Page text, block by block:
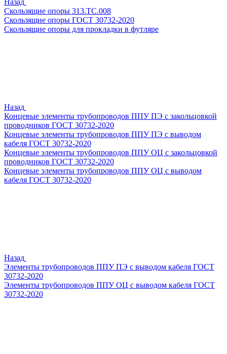
Назад
Скользящие опоры 313.ТС.008
Скользящие опоры ГОСТ 30732-2020
Скользящие опоры для прокладки в футляре
Назад
Концевые элементы трубопроводов ППУ ПЭ с закольцовкой
проводников ГОСТ 30732-2020
Концевые элементы трубопроводов ППУ ПЭ с выводом
кабеля ГОСТ 30732-2020
Концевые элементы трубопроводов ППУ ОЦ с закольцовкой
проводников ГОСТ 30732-2020
Концевые элементы трубопроводов ППУ ОЦ с выводом
кабеля ГОСТ 30732-2020
Назад
Элементы трубопроводов ППУ ПЭ с выводом кабеля ГОСТ
30732-2020
Элементы трубопроводов ППУ ОЦ с выводом кабеля ГОСТ
30732-2020